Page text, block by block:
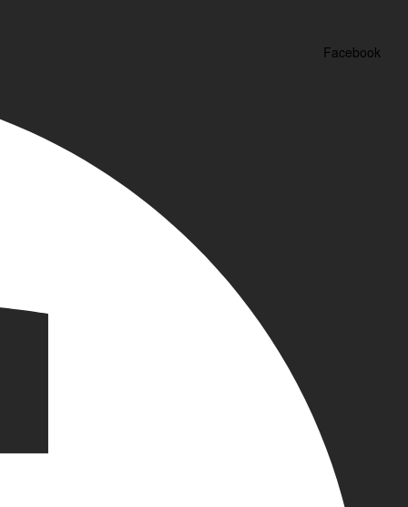
Facebook